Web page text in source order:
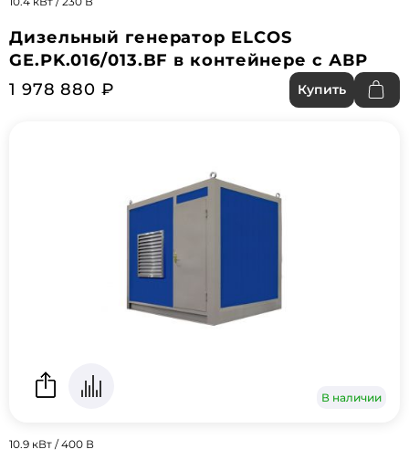
Дизельный генератор ELCOS
GE.PK.016/013.BF в контейнере с АВР
1 978 880 ₽
Купить
В наличии
10.9 кВт / 400 В